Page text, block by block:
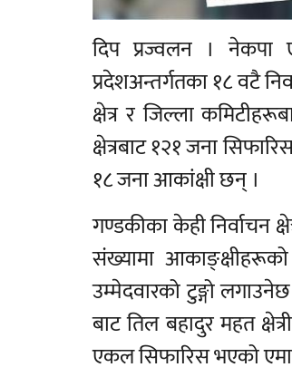
दिप प्रज्वलन । नेकपा
प्रदेशअन्तर्गतका १८ वटै
क्षेत्र र जिल्ला
क्षेत्रबाट १२१ जना
१८ जना आकांक्षी छन् ।
गण्डकीका केही निर्वाचन
संख्यामा
उम्मेदवारको टुङ्गो
बाट तिल बहादुर महत
एकल सिफारिस भएको